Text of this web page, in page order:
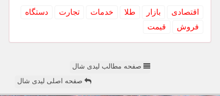
اقتصادی بازار طلا خدمات تجارت
دستگاه
فروش
قیمت
صفحه مطالب لیدی شال
صفحه اصلی لیدی شال